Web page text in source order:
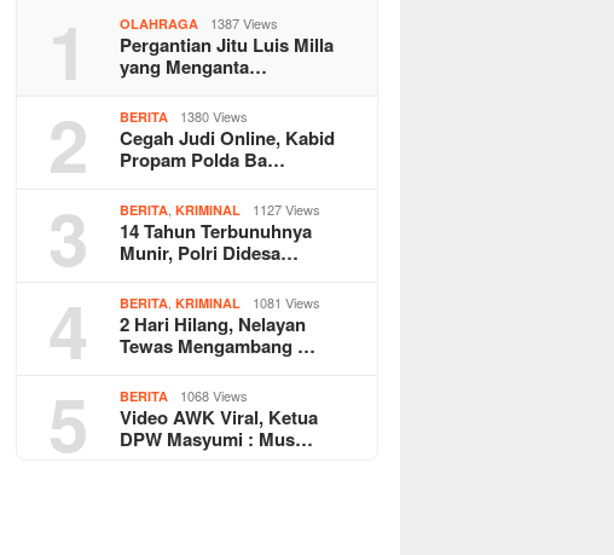
1 OLAHRAGA 1387 Views
Pergantian Jitu Luis Milla
yang Menganta…
2 BERITA 1380 Views
Cegah Judi Online, Kabid
Propam Polda Ba…
3 BERITA ,KRIMINAL 1127 Views
14 Tahun Terbunuhnya
Munir, Polri Didesa…
4 BERITA ,KRIMINAL 1081 Views
2 Hari Hilang, Nelayan
Tewas Mengambang …
5 BERITA 1068 Views
Video AWK Viral, Ketua
DPW Masyumi : Mus…